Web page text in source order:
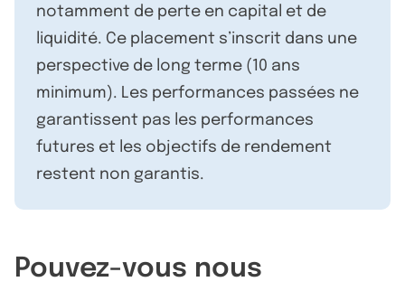
notamment de perte en capital et de
liquidité. Ce placement s’inscrit dans une
perspective de long terme (10 ans
minimum). Les performances passées ne
garantissent pas les performances
futures et les objectifs de rendement
restent non garantis.
Pouvez-vous nous